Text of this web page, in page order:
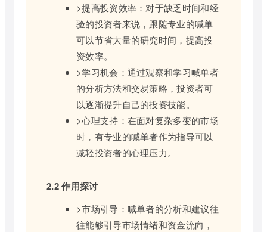
>提高投资效率：对于缺乏时间和经
验的投资者来说，跟随专业的喊单
可以节省大量的研究时间，提高投
资效率。
>学习机会：通过观察和学习喊单者
的分析方法和交易策略，投资者可
以逐渐提升自己的投资技能。
>心理支持：在面对复杂多变的市场
时，有专业的喊单者作为指导可以
减轻投资者的心理压力。
2.2 作用探讨
>市场引导：喊单者的分析和建议往
往能够引导市场情绪和资金流向，